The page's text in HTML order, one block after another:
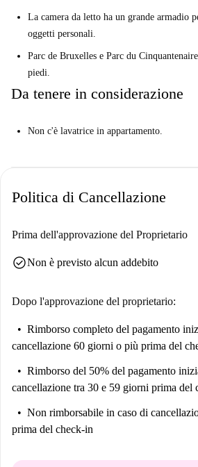
La camera da letto ha un grande armadio
oggetti personali.
Parc de Bruxelles e Parc du
piedi.
Da tenere in considerazione
Non c'è lavatrice in appartamento.
Politica di Cancellazione
Prima dell'approvazione del Proprietario
check_circleNon è previsto alcun addebito
Dopo l'approvazione del proprietario:
Rimborso completo del pagamento
cancellazione 60 giorni o più prima del
Rimborso del 50% del pagamento
cancellazione tra 30 e 59 giorni prima del
Non rimborsabile in caso di
prima del check-in